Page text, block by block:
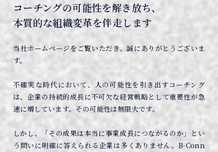
コーチングの可能性を解き放ち、
本質的な組織変革を伴走します
当社ホームページをご覧いただき、誠にありがとうございま
す。
不確実な時代において、人の可能性を引き出すコーチング
は、企業の持続的成長に不可欠な経営戦略として重要性が急
速に増しています。その可能性は無限大です。
しかし、「その成果は本当に事業成長につながるのか」とい
う問いに明確に答えられる企業は多くありません。B-Conn